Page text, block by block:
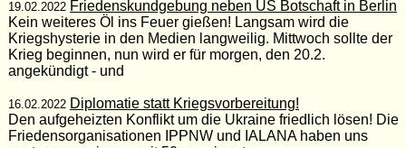
19.02.2022 Friedenskundgebung neben US Botschaft in Berlin
Kein weiteres Öl ins Feuer gießen! Langsam wird die
Kriegshysterie in den Medien langweilig. Mittwoch sollte der
Krieg beginnen, nun wird er für morgen, den 20.2.
angekündigt - und
16.02.2022 Diplomatie statt Kriegsvorbereitung!
Den aufgeheizten Konflikt um die Ukraine friedlich lösen! Die
Friedensorganisationen IPPNW und IALANA haben uns